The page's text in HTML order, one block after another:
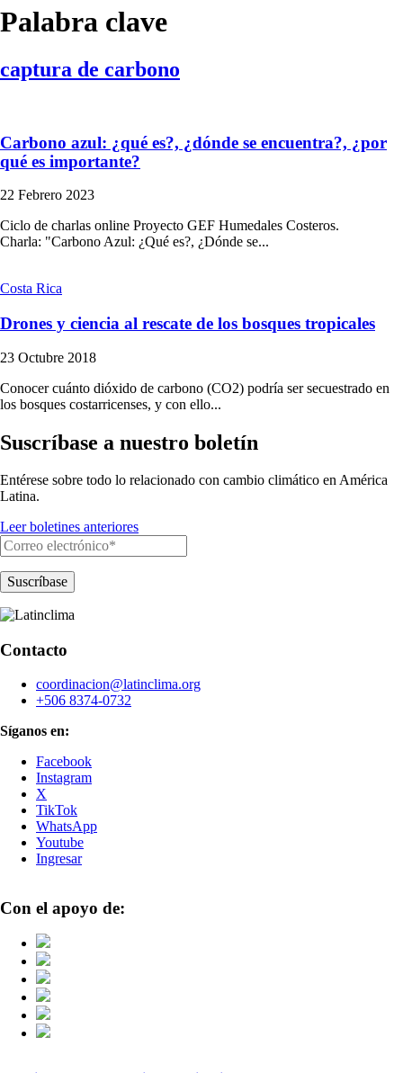
de
Palabra clave
captura de carbono
Carbono azul: ¿qué es?, ¿dónde se encuentra?, ¿por
qué es importante?
22 Febrero 2023
Ciclo de charlas online Proyecto GEF Humedales Costeros.
Charla: "Carbono Azul: ¿Qué es?, ¿Dónde se...
Costa Rica
Drones y ciencia al rescate de los bosques tropicales
23 Octubre 2018
Conocer cuánto dióxido de carbono (CO2) podría ser secuestrado en
los bosques costarricenses, y con ello...
Suscríbase a nuestro boletín
Entérese sobre todo lo relacionado con cambio climático en América
Latina.
Leer boletines anteriores
Contacto
coordinacion@latinclima.org
+506 8374-0732
Síganos en:
Facebook
Instagram
X
TikTok
WhatsApp
Youtube
Ingresar
Con el apoyo de: